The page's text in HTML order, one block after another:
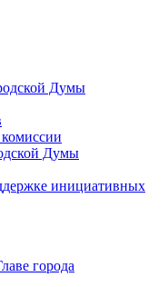
Думы
Думы
инициативных
города